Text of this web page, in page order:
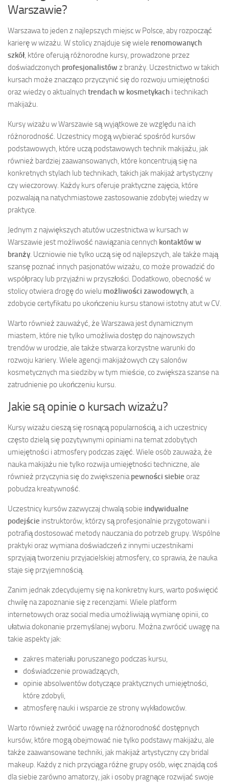
Warszawie?
Warszawa to jeden z najlepszych miejsc w Polsce, aby rozpocząć
karierę w wizażu. W stolicy znajduje się wiele renomowanych
szkół, które oferują różnorodne kursy, prowadzone przez
doświadczonych profesjonalistów z branży. Uczestnictwo w takich
kursach może znacząco przyczynić się do rozwoju umiejętności
oraz wiedzy o aktualnych trendach w kosmetykach i technikach
makijażu.
Kursy wizażu w Warszawie są wyjątkowe ze względu na ich
różnorodność. Uczestnicy mogą wybierać spośród kursów
podstawowych, które uczą podstawowych technik makijażu, jak
również bardziej zaawansowanych, które koncentrują się na
konkretnych stylach lub technikach, takich jak makijaż artystyczny
czy wieczorowy. Każdy kurs oferuje praktyczne zajęcia, które
pozwalają na natychmiastowe zastosowanie zdobytej wiedzy w
praktyce.
Jednym z największych atutów uczestnictwa w kursach w
Warszawie jest możliwość nawiązania cennych kontaktów w
branży. Uczniowie nie tylko uczą się od najlepszych, ale także mają
szansę poznać innych pasjonatów wizażu, co może prowadzić do
współpracy lub przyjaźni w przyszłości. Dodatkowo, obecność w
stolicy otwiera drogę do wielu możliwości zawodowych, a
zdobycie certyfikatu po ukończeniu kursu stanowi istotny atut w CV.
Warto również zauważyć, że Warszawa jest dynamicznym
miastem, które nie tylko umożliwia dostęp do najnowszych
trendów w urodzie, ale także stwarza korzystne warunki do
rozwoju kariery. Wiele agencji makijażowych czy salonów
kosmetycznych ma siedziby w tym mieście, co zwiększa szanse na
zatrudnienie po ukończeniu kursu.
Jakie są opinie o kursach wizażu?
Kursy wizażu cieszą się rosnącą popularnością, a ich uczestnicy
często dzielą się pozytywnymi opiniami na temat zdobytych
umiejętności i atmosfery podczas zajęć. Wiele osób zauważa, że
nauka makijażu nie tylko rozwija umiejętności techniczne, ale
również przyczynia się do zwiększeniapewności siebie oraz
pobudza kreatywność.
Uczestnicy kursów zazwyczaj chwalą sobie indywidualne
podejście instruktorów, którzy są profesjonalnie przygotowani i
potrafią dostosować metody nauczania do potrzeb grupy. Wspólne
praktyki oraz wymiana doświadczeń z innymi uczestnikami
sprzyjają tworzeniu przyjacielskiej atmosfery, co sprawia, że nauka
staje się przyjemnością.
Zanim jednak zdecydujemy się na konkretny kurs, warto poświęcić
chwilę na zapoznanie się z recenzjami. Wiele platform
internetowych oraz social media umożliwiają wymianę opinii, co
ułatwia dokonanie przemyślanej wyboru. Można zwrócić uwagę na
takie aspekty jak:
zakres materiału poruszanego podczas kursu,
doświadczenie prowadzących,
opinie absolwentów dotyczące praktycznych umiejętności,
które zdobyli,
atmosferę nauki i wsparcie ze strony wykładowców.
Warto również zwrócić uwagę na różnorodność dostępnych
kursów, które mogą obejmować nie tylko podstawy makijażu, ale
także zaawansowane techniki, jak makijaż artystyczny czy bridal
makeup. Każdy z nich przyciąga różne grupy osób, więc znajdą coś
dla siebie zarówno amatorzy, jak i osoby pragnące rozwijać swoje